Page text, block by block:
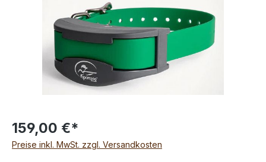
159,00 €*
Preise inkl. MwSt. zzgl. Versandkosten